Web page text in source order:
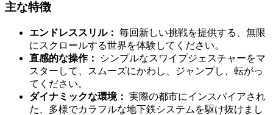
主な特徴
エンドレススリル： 毎回新しい挑戦を提供する、無限
にスクロールする世界を体験してください。
直感的な操作：
シンプルなスワイプジェスチャーをマ
スターして、スムーズにかわし、ジャンプし、転がっ
てください。
ダイナミックな環境： 実際の都市にインスパイアされ
た、多様でカラフルな地下鉄システムを駆け抜けまし